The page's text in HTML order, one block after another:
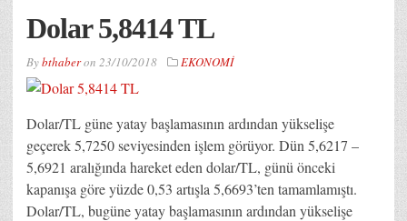
Dolar 5,8414 TL
Bybthaberon 23/10/2018 EKONOMİ
Dolar/TL güne yatay başlamasının ardından yükselişe
geçerek 5,7250 seviyesinden işlem görüyor. Dün 5,6217 –
5,6921 aralığında hareket eden dolar/TL, günü önceki
kapanışa göre yüzde 0,53 artışla 5,6693’ten tamamlamıştı.
Dolar/TL, bugüne yatay başlamasının ardından yükselişe